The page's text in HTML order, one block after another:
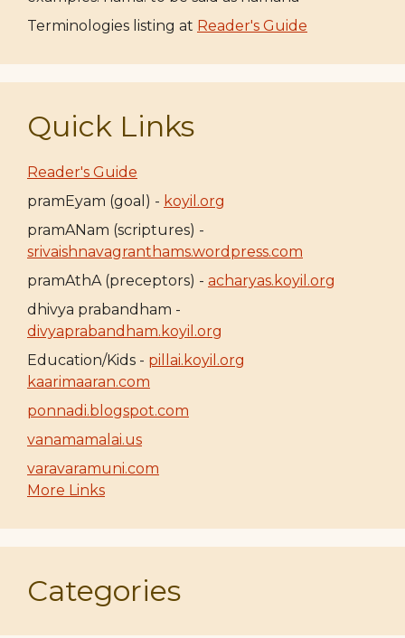
Terminologies listing at Reader's Guide
Quick Links
Reader's Guide
pramEyam (goal) - koyil.org
pramANam (scriptures) -
srivaishnavagranthams.wordpress.com
pramAthA (preceptors) - acharyas.koyil.org
dhivya prabandham -
divyaprabandham.koyil.org
Education/Kids - pillai.koyil.org
kaarimaaran.com
ponnadi.blogspot.com
vanamamalai.us
varavaramuni.com
More Links
Categories